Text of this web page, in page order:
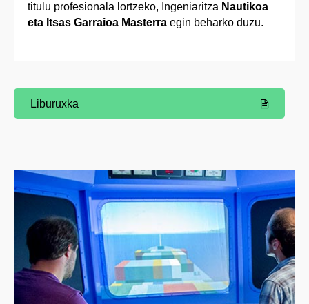
titulu profesionala lortzeko, Ingeniaritza Nautikoa
eta Itsas Garraioa Masterra egin beharko duzu.
(Beste leiho bat zabalduko du)
Liburuxka